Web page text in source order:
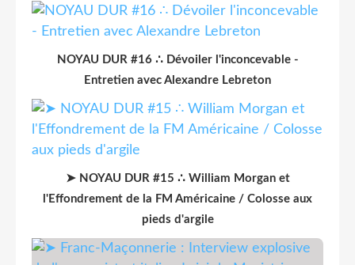
NOYAU DUR #16 ∴ Dévoiler l'inconcevable -
Entretien avec Alexandre Lebreton
➤ NOYAU DUR #15 ∴ William Morgan et
l'Effondrement de la FM Américaine / Colosse aux
pieds d'argile